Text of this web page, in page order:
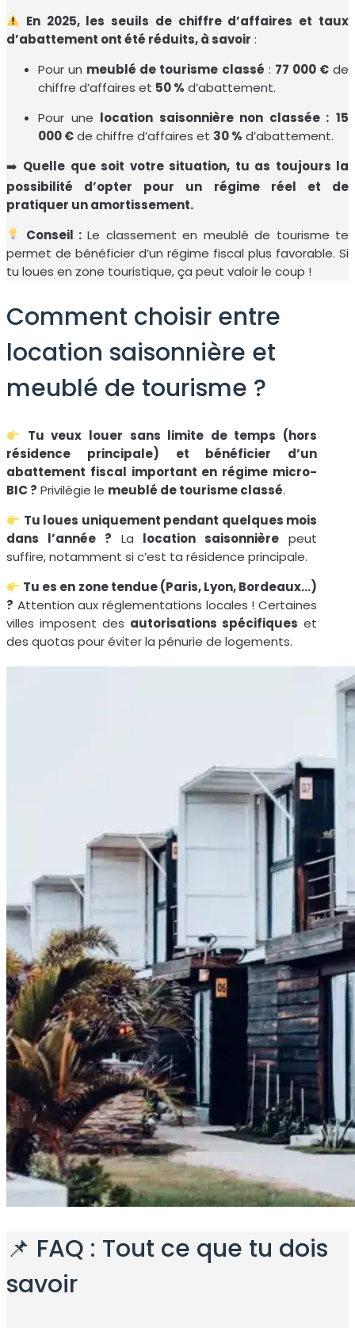
En 2025, les seuils de chiffre d’affaires et taux
d’abattement ont été réduits, à savoir :
Pour un meublé de tourisme classé : 77 000 €de
chiffre d’affaires et 50 % d’abattement.
Pour une location saisonnière non classée : 15
000 €de chiffre d’affaires et 30 % d’abattement.
➡️ Quelle que soit votre situation, tu as toujours la
possibilité d’opter pour un régime réel et de
pratiquer un amortissement.
Conseil :Le classement en meublé de tourisme te
permet de bénéficier d’un régime fiscal plus favorable. Si
tu loues en zone touristique, ça peut valoir le coup !
Comment choisir entre
location saisonnière et
meublé de tourisme ?
Tu veux louer sans limite de temps (hors
résidence principale) et bénéficier d’un
abattement fiscal important en régime micro-
BIC ? Privilégie le meublé de tourisme classé.
Tu loues uniquement pendant quelques mois
dans l’année ? La location saisonnière peut
suffire, notamment si c’est ta résidence principale.
Tu es en zone tendue (Paris, Lyon, Bordeaux…)
? Attention aux réglementations locales ! Certaines
villes imposent des autorisations spécifiques et
des quotas pour éviter la pénurie de logements.
📌 FAQ : Tout ce que tu dois
savoir